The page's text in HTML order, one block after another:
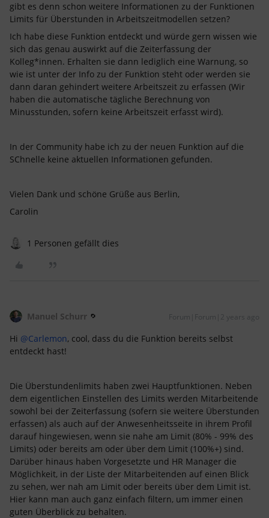
gibt es denn schon weitere Informationen zu der Funktionen
Limits für Überstunden in Arbeitszeitmodellen setzen?
Ich habe diese Funktion entdeckt und würde gern wissen wie
sich das genau auswirkt auf die Zeiterfassung der
Kolleg*innen. Erhalten sie dann lediglich eine Warnung, so
wie ist unter der Info zu der Funktion steht oder werden sie
dann daran gehindert weitere Arbeitszeit zu erfassen (Wir
haben die automatische tägliche Berechnung von
Minusstunden, sofern keine Arbeitszeit erfasst wird).
In der Community habe ich zu der neuen Funktion auf die
SChnelle keine aktuellen Informationen gefunden.
Vielen Dank und schöne Grüße aus Berlin,
Carolin
1 Personen gefällt dies
Manuel Schurr Forum|Forum|2 years ago
Hi @Carlemon, cool, dass du die Funktion bereits selbst
entdeckt hast!
Die Überstundenlimits haben zwei Hauptfunktionen. Neben
dem eigentlichen Einstellen des Limits werden Mitarbeitende
sowohl bei der Zeiterfassung (sofern sie weitere Überstunden
erfassen) als auch auf der Anwesenheitsseite in ihrem Profil
darauf hingewiesen, wenn sie nahe am Limit (80% - 99% des
Limits) oder bereits am oder über dem Limit (100%+) sind.
Darüber hinaus haben Vorgesetzte und HR Manager die
Möglichkeit, in der Liste der Mitarbeitenden auf einen Blick
zu sehen, wer nah am Limit oder bereits über dem Limit ist.
Hier kann man auch ganz einfach filtern, um immer einen
guten Überblick zu behalten.